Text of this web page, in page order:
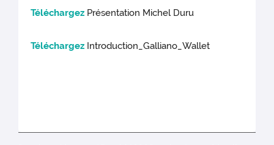
Téléchargez Présentation Michel Duru
Téléchargez Introduction_Galliano_Wallet